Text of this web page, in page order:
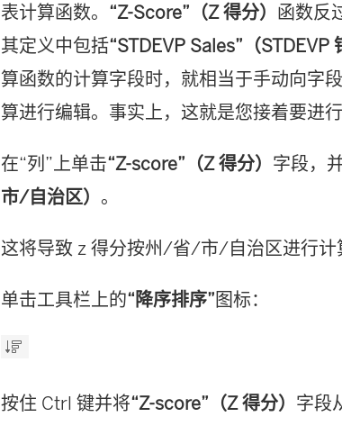
表计算函数。 “Z-Score”（Z 得分） 函数反
其定义中包括“STDEVP Sales”（STDEVP
算函数的计算字段时，就相当于手动向字
算进行编辑。事实上，这就是您接着要进行
在“列”上单击“Z-score”（Z 得分） 字段，
市/自治区） 。
这将导致 z 得分按州/省/市/自治区进行计
单击工具栏上的“降序排序”图标：
按住 Ctrl 键并将“Z-score”（Z 得分） 字段